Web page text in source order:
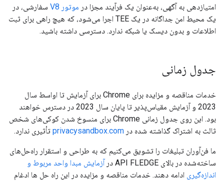
امتیازدهی به آگهی، به‌عنوان یک فرآیند مجزا در موتور V8
سفارشی، در
یک محیط امن جداگانه در یک TEE اجرا می‌شود، که هیچ راهی برای ثبت
اطلاعات و بدون دیسک یا شبکه ندارد. دسترسی داشته باشید.
جدول زمانی
خدمات مناقصه و مزایده برای Chrome برای آزمایش تا اواسط سال
2023 و آزمایش مقیاس‌پذیر تا پایان سال 2023 در دسترس خواهند
بود. این روی جدول زمانی Chrome برای منسوخ شدن کوکی‌های شخص
ثالث به اشتراک گذاشته شده در privacysandbox.com تأثیری ندارد.
ما فن‌آوران تبلیغات را تشویق می‌کنیم که به طراحی و استقرار راه‌حل‌های
ساخته‌شده در بالای API FLEDGE در
آزمایش مبدا واحد مربوط و
اندازه‌گیری ادامه دهند. خدمات مناقصه و مزایده در این راه حل ها ادغام